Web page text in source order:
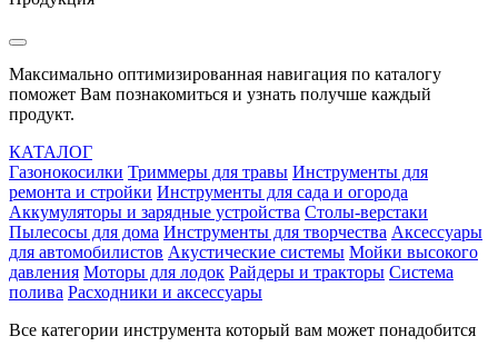
Максимально оптимизированная навигация по каталогу
поможет Вам познакомиться и узнать получше каждый
продукт.
КАТАЛОГ
Газонокосилки Триммеры для травы Инструменты для
ремонта и стройки Инструменты для сада и огорода
Аккумуляторы и зарядные устройства Столы-верстаки
Пылесосы для дома Инструменты для творчества Аксессуары
для автомобилистов Акустические системы Мойки высокого
давления Моторы для лодок Райдеры и тракторы Система
полива Расходники и аксессуары
Все категории инструмента который вам может понадобится